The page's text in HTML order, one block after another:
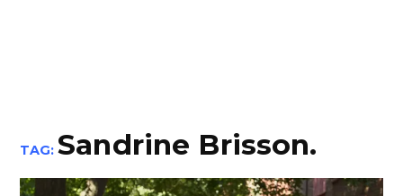
TAG:Sandrine Brisson.